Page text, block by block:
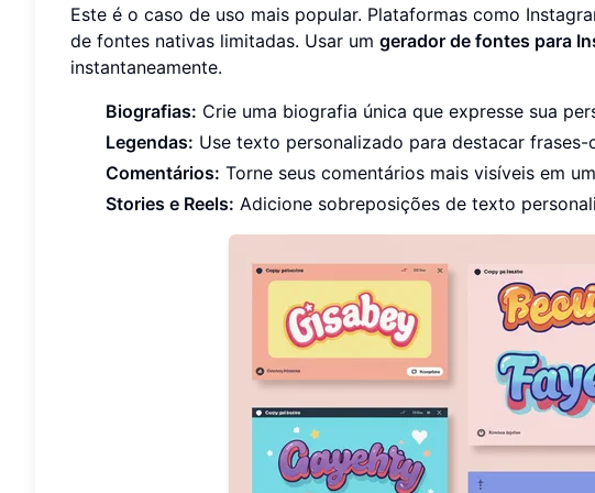
Este é o caso de uso mais popular. Plataformas como
de fontes nativas limitadas. Usar um gerador de fontes para
instantaneamente.
Biografias: Crie uma biografia única que expresse sua
Legendas: Use texto personalizado para destacar frases-
Comentários: Torne seus comentários mais visíveis em
Stories e Reels: Adicione sobreposições de texto